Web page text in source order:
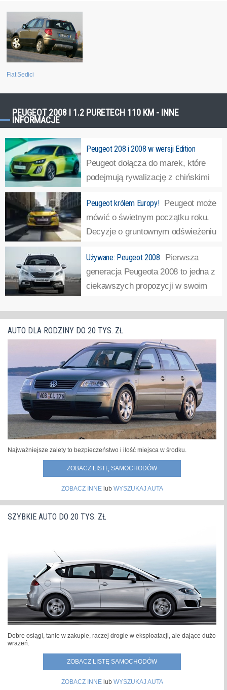
Fiat Sedici
PEUGEOT 2008 I 1.2 PURETECH 110 KM - INNE
INFORMACJE
Peugeot 208 i 2008 w wersji Edition
Peugeot dołącza do marek, które
podejmują rywalizację z chińskimi
to osiągnąć, wprowadzane są nowe wersje, ze
zubożonym wyposażeniem czy tańszym układem
napędowym. Np. Fiat wprowadził 600-tkę z manualną... »
Peugeot królem Europy! Peugeot może
mówić o świetnym początku roku.
Decyzje o gruntownym odświeżeniu
na segment premium przynoszą świetne rezultaty.
Francuski producent poinformował, że europejski rynek
motoryzacyjny zyskał właśnie... »
Używane: Peugeot 2008
Pierwsza
generacja Peugeota 2008 to jedna z
ciekawszych propozycji w swoim
2013-2019 model zbiera wśród użytkowników wiele
pochlebnych opinii. Co ważne, dotyczą one nie tylko
prowadzenia ale też niskiej usterkowości.... »
AUTO DLA RODZINY DO 20 TYS. ZŁ
Najważniejsze zalety to bezpieczeństwo i ilość miejsca w środku.
ZOBACZ LISTĘ SAMOCHODÓW
ZOBACZ INNElub WYSZUKAJ AUTA
SZYBKIE AUTO DO 20 TYS. ZŁ
Dobre osiągi, tanie w zakupie, raczej drogie w eksploatacji, ale dające dużo
wrażeń.
ZOBACZ LISTĘ SAMOCHODÓW
ZOBACZ INNElub WYSZUKAJ AUTA